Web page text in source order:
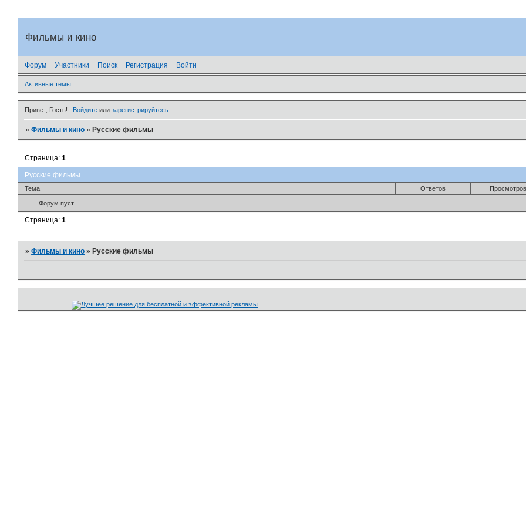
Фильмы и кино
Форум Участники Поиск Регистрация Войти
Активные темы
Привет, Гость! Войдитеили зарегистрируйтесь.
»Фильмы и кино »Русские фильмы
Русские фильмы
Страница:1
Тема Ответов Просмотров
Форум пуст.
Страница:1
»Фильмы и кино »Русские фильмы